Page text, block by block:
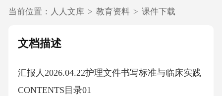
当前位置： 人人文库 > 教育资料 > 课件下载
文档描述
汇报人2026.04.22护理文件书写标准与临床实践
CONTENTS目录01